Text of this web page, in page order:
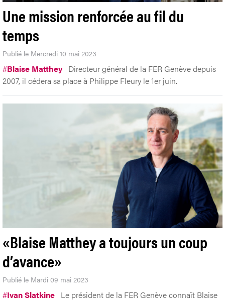
Une mission renforcée au fil du
temps
Publié le Mercredi 10 mai 2023
#Blaise Matthey Directeur général de la FER Genève depuis
2007, il cédera sa place à Philippe Fleury le 1er juin.
«Blaise Matthey a toujours un coup
d’avance»
Publié le Mardi 09 mai 2023
#Ivan Slatkine Le président de la FER Genève connaît Blaise